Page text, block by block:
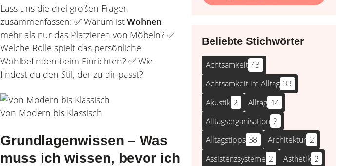
Lass uns die drei großen Fragen
zusammenfassen: ✅ Warum ist Wohnen
mehr als nur das Platzieren von Möbeln? ✅
Welche Rolle spielt das persönliche
Wohlbefinden beim Einrichten? ✅ Wie
findest du den Stil, der zu dir passt?
Von Modern bis Klassisch
Grundlagenwissen – Was
muss ich wissen, bevor ich
Beliebte Stichwörter
Achtsamkeit 43
Achtsamkeit im Alltag 33
Akustik 2 Alltag 14
Alltagsorganisation 2
Alltagstipps 38 Architektur 2
Assistenzsysteme 2 Ästhetik 2